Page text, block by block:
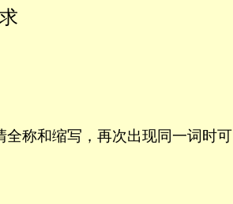
称和缩写，再次出现同一词时可